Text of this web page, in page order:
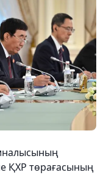
ҚХР төрағасының